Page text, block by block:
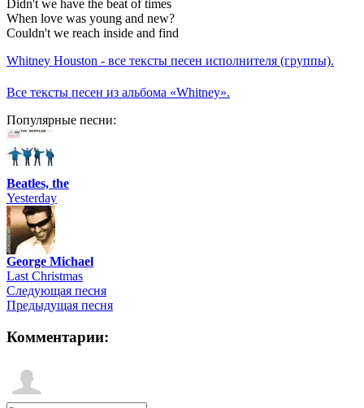
Didn't we have the beat of times
When love was young and new?
Couldn't we reach inside and find
Whitney Houston - все тексты песен исполнителя (группы).
Все тексты песен из альбома «Whitney».
Популярные песни:
Beatles, the
Yesterday
George Michael
Last Christmas
Следующая песня
Предыдущая песня
Комментарии: